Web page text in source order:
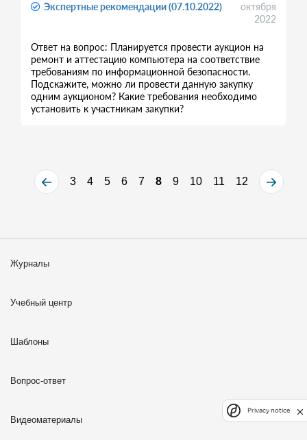
Экспертные рекомендации (07.10.2022)
октября
2022
Ответ на вопрос: Планируется провести аукцион на
ремонт и аттестацию компьютера на соответствие
требованиям по информационной безопасности.
Подскажите, можно ли провести данную закупку
одним аукционом? Какие требования необходимо
установить к участникам закупки?
3 4 5 6 7 8 9 10 11 12
Журналы
Учебный центр
Шаблоны
Вопрос-ответ
Видеоматериалы
Privacy notice